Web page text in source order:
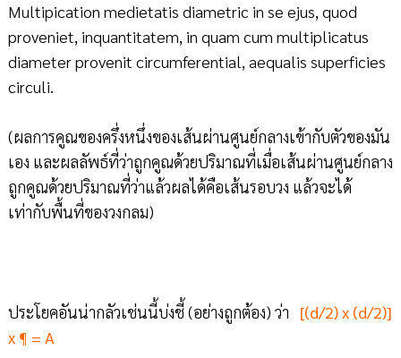
Multipication medietatis diametric in se ejus, quod
proveniet, inquantitatem, in quam cum multiplicatus
diameter provenit circumferential, aequalis superficies
circuli.
(ผลการคูณของครึ่งหนึ่งของเส้นผ่านศูนย์กลางเข้ากับตัวของมัน
เอง และผลลัพธ์ที่ว่าถูกคูณด้วยปริมาณที่เมื่อเส้นผ่านศูนย์กลาง
ถูกคูณด้วยปริมาณที่ว่าแล้วผลได้คือเส้นรอบวง แล้วจะได้
เท่ากับพื้นที่ของวงกลม)
ประโยคอันน่ากลัวเช่นนี้บ่งชี้ (อย่างถูกต้อง) ว่า [(d/2) x (d/2)]
x ¶ = A